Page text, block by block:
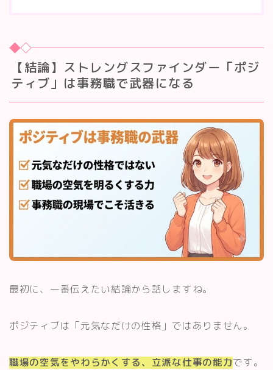
【結論】ストレングスファインダー「ポジ
ティブ」は事務職で武器になる
最初に、一番伝えたい結論から話しますね。
ポジティブは「元気なだけの性格」ではありません。
職場の空気をやわらかくする、立派な仕事の能力です。